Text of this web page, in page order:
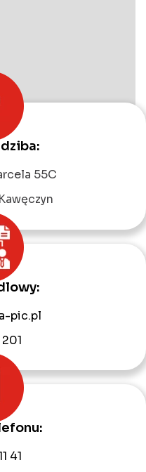
55C
pic.pl
41